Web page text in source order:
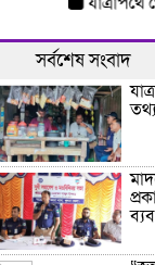
সর্বশেষ সংবাদ